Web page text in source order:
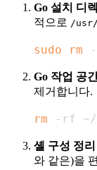
Go 설치 디
적으로 /
sudo rm
Go 작업 공
제거합니다.
rm -rf ~/
셸 구성 정리
와 같은)을